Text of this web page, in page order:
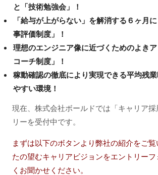
と「技術勉強会」！
「給与が上がらない」を解消する６ヶ月
事評価制度」！
理想のエンジニア像に近づくためのよき
コーチ制度」！
稼動確認の徹底により実現できる平均残
やすい環境！
現在、株式会社ボールドでは「キャリア採
リーを受付中です。
まずは以下のボタンより弊社の紹介をご
たの望むキャリアビジョンをエントリーフ
くお聞かせください。